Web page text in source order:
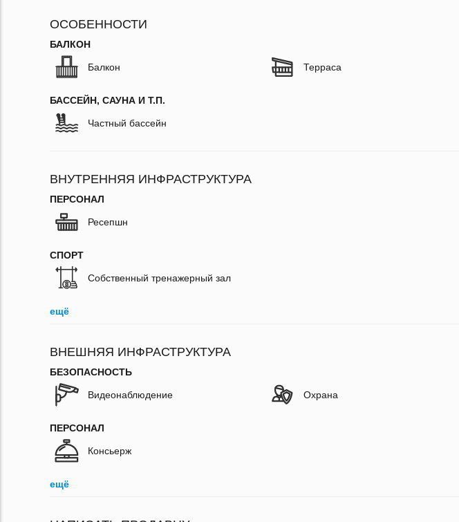
ОСОБЕННОСТИ
БАЛКОН
Балкон Терраса
БАССЕЙН, САУНА И Т.П.
Частный бассейн
ВНУТРЕННЯЯ ИНФРАСТРУКТУРА
ПЕРСОНАЛ
Ресепшн
СПОРТ
Собственный тренажерный зал
ещё
ВНЕШНЯЯ ИНФРАСТРУКТУРА
БЕЗОПАСНОСТЬ
Видеонаблюдение Охрана
ПЕРСОНАЛ
Консьерж
ещё